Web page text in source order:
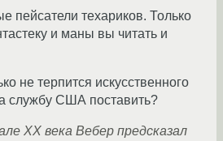
пейсатели техариков. Только
и маны вы читать и
не терпится искусственного
службу США поставить?
XX века Вебер предсказал